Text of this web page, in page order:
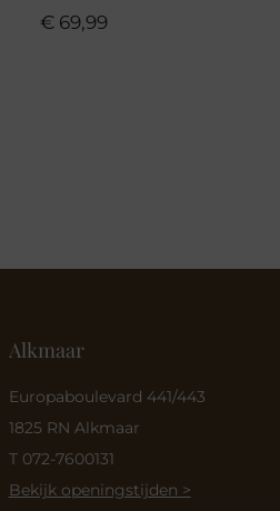
€ 69,99
Alkmaar
Europaboulevard 441/443
1825 RN Alkmaar
T 072-7600131
Bekijk openingstijden >